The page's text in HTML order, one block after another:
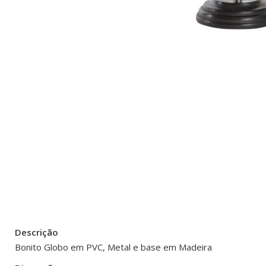
Descrição
Bonito Globo em PVC, Metal e base em Madeira
Peso
There are no reviews yet.